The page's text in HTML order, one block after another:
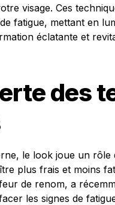
visage. Ces
fatigue, mettant en
éclatante et
des
le look joue un rôle
plus frais et moins
de renom, a
les signes de